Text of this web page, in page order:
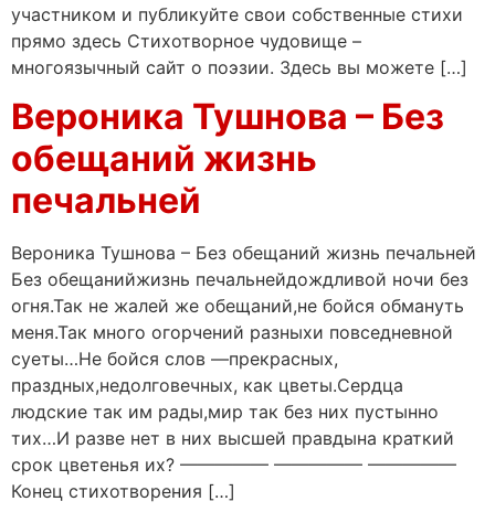
участником и публикуйте свои собственные стихи
прямо здесь Стихотворное чудовище –
многоязычный сайт о поэзии. Здесь вы можете […]
Вероника Тушнова – Без
обещаний жизнь
печальней
Вероника Тушнова – Без обещаний жизнь печальней
Без обещанийжизнь печальнейдождливой ночи без
огня.Так не жалей же обещаний,не бойся обмануть
меня.Так много огорчений разныхи повседневной
суеты…Не бойся слов —прекрасных,
праздных,недолговечных, как цветы.Сердца
людские так им рады,мир так без них пустынно
тих…И разве нет в них высшей правдына краткий
срок цветенья их? ————— ————— —————
Конец стихотворения […]